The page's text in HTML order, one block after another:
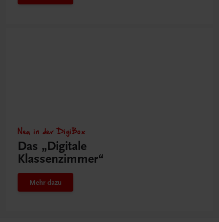
Neu in der DigiBox
Das „Digitale
Klassenzimmer“
Mehr dazu